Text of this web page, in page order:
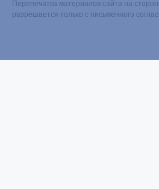
Перепечатка материалов сайта на
разрешается только с письменного